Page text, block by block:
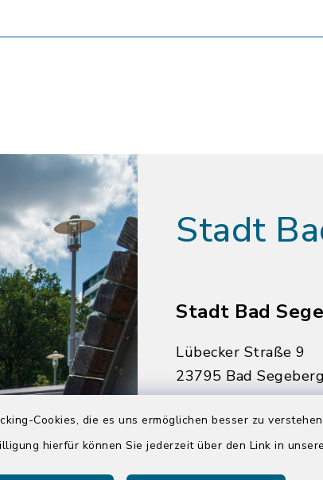
Cookies, die es uns ermöglichen besser zu
hierfür können Sie jederzeit über den Link in
Stadt
Stadt Bad
Lübecker Straße 9
23795 Bad Segeberg